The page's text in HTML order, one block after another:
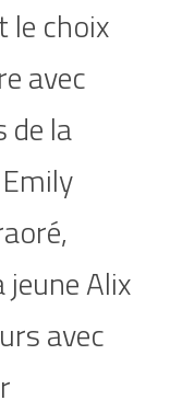
le choix
avec
de la
Alix
avec